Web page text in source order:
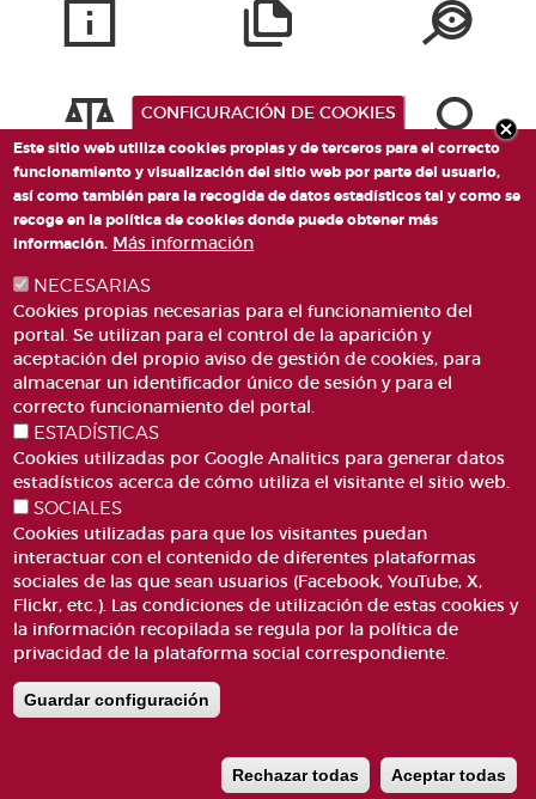
PLAZA DE SAN LORENZO, 4 VALÈNCIA 46003
CORREO
Pie
de
página
ACCESIBILIDAD
AVISO LEGAL
CANAL DE DENÚNCIES
CONTACTO
GLOSARIO
PREGUNTAS FRECUENTES
MAPA WEB
CONFIGURACIÓN DE COOKIES
Este sitio web utiliza cookies propias y de terceros para el correcto
funcionamiento y visualización del sitio web por parte del usuario,
así como también para la recogida de datos estadísticos tal y como se
recoge en la política de cookies donde puede obtener más
información. Más información
NECESARIAS
Cookies propias necesarias para el funcionamiento del
portal. Se utilizan para el control de la aparición y
aceptación del propio aviso de gestión de cookies, para
almacenar un identificador único de sesión y para el
correcto funcionamiento del portal.
ESTADÍSTICAS
Cookies utilizadas por Google Analitics para generar datos
estadísticos acerca de cómo utiliza el visitante el sitio web.
SOCIALES
Cookies utilizadas para que los visitantes puedan
interactuar con el contenido de diferentes plataformas
sociales de las que sean usuarios (Facebook, YouTube, X,
Flickr, etc.). Las condiciones de utilización de estas cookies y
la información recopilada se regula por la política de
privacidad de la plataforma social correspondiente.
Guardar configuración
Rechazar todas Aceptar todas